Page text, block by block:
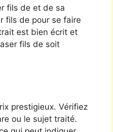
fils de et de sa
fils de pour se faire
est bien écrit et
fils de soit
prestigieux. Vérifiez
ou le sujet traité.